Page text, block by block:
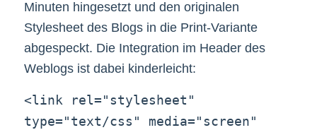
Minuten hingesetzt und den originalen
Stylesheet des Blogs in die Print-Variante
abgespeckt. Die Integration im Header des
Weblogs ist dabei kinderleicht:
<link rel="stylesheet"
type="text/css" media="screen"